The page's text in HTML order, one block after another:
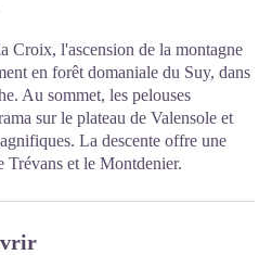
Croix, l'ascension de la montagne
en forêt domaniale du Suy, dans
Au sommet, les pelouses
sur le plateau de Valensole et
La descente offre une
Trévans et le Montdenier.